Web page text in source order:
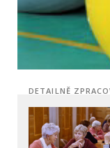
DETAILNĚ